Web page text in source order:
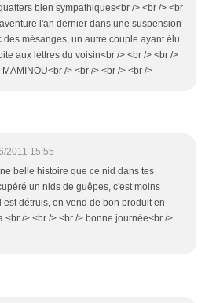
bien sympathiques<br /> <br /> <br
l'an dernier dans une suspension
des mésanges, un autre couple ayant élu
aux lettres du voisin<br /> <br /> <br />
/> <br /> <br /> <br />
2011 15:55
belle histoire que ce nid dans tes
un nids de guêpes, c'est moins
détruis, on vend de bon produit en
/> <br /> <br /> bonne journée<br />